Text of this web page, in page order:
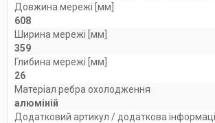
Довжина мережі [мм]
608
Ширина мережі [мм]
359
Глибина мережі [мм]
26
Матеріал ребра охолодження
алюміній
Додатковий артикул / додаткова